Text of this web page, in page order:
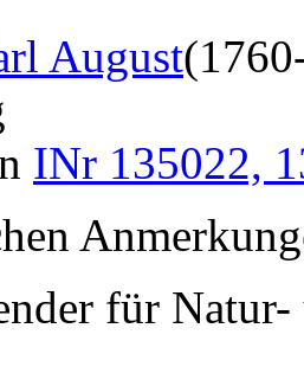
August
INr 135022,
für